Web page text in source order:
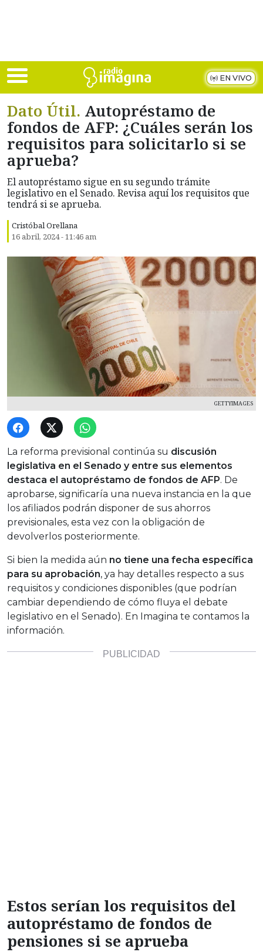
EN VIVO
Dato Útil. Autopréstamo de
fondos de AFP: ¿Cuáles serán los
requisitos para solicitarlo si se
aprueba?
El autopréstamo sigue en su segundo trámite
legislativo en el Senado. Revisa aquí los requisitos que
tendrá si se aprueba.
Cristóbal Orellana
16 abril, 2024 - 11:46 am
GETTYIMAGES
La reforma previsional continúa su discusión
legislativa en el Senado y entre sus elementos
destaca el autopréstamo de fondos de AFP. De
aprobarse, significaría una nueva instancia en la que
los afiliados podrán disponer de sus ahorros
previsionales, esta vez con la obligación de
devolverlos posteriormente.
Si bien la medida aún no tiene una fecha específica
para su aprobación, ya hay detalles respecto a sus
requisitos y condiciones disponibles (que podrían
cambiar dependiendo de cómo fluya el debate
legislativo en el Senado). En Imagina te contamos la
información.
Estos serían los requisitos del
autopréstamo de fondos de
pensiones si se aprueba